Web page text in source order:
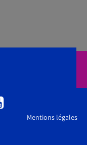
Mentions légales